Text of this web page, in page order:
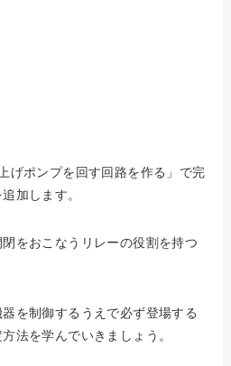
げポンプを回す回路を作る」で完
加します。
をおこなうリレーの役割を持つ
を制御するうえで必ず登場する
法を学んでいきましょう。